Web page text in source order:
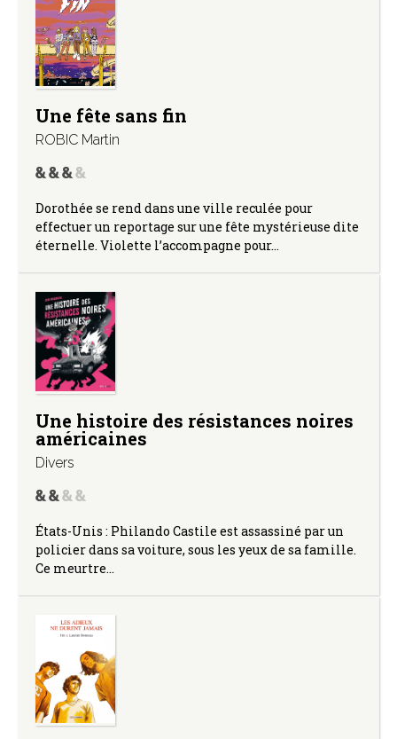
Une fête sans fin
ROBIC Martin
Dorothée se rend dans une ville reculée pour
effectuer un reportage sur une fête mystérieuse dite
éternelle. Violette l’accompagne pour…
Une histoire des résistances noires
américaines
Divers
États-Unis : Philando Castile est assassiné par un
policier dans sa voiture, sous les yeux de sa famille.
Ce meurtre…